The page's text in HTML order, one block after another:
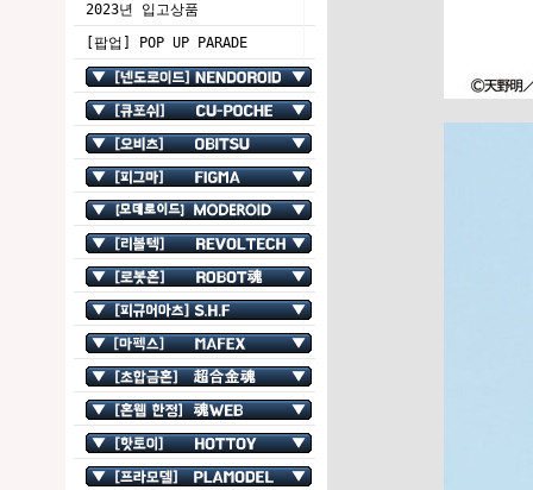
2023년 입고상품
[팝업] POP UP PARADE